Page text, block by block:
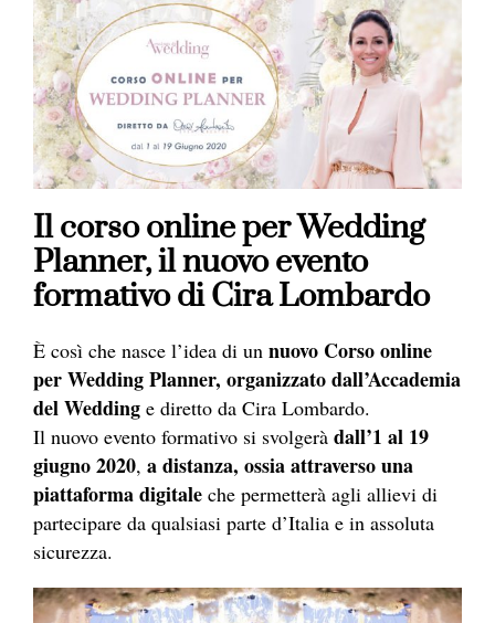
Il corso online per Wedding
Planner, il nuovo evento
formativo di Cira Lombardo
È così che nasce l’idea di un nuovo Corso online
per Wedding Planner, organizzato dall’Accademia
del Wedding e diretto da Cira Lombardo.
Il nuovo evento formativo si svolgerà dall’1 al 19
giugno 2020, a distanza, ossia attraverso una
piattaforma digitale che permetterà agli allievi di
partecipare da qualsiasi parte d’Italia e in assoluta
sicurezza.